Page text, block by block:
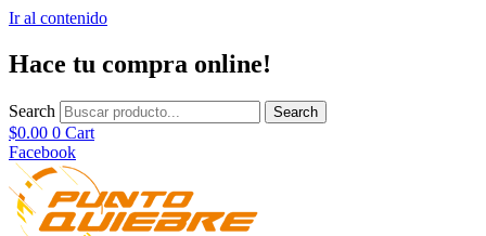
Ir al contenido
Hace tu compra online!
Search Search
$0.00 0 Cart
Facebook